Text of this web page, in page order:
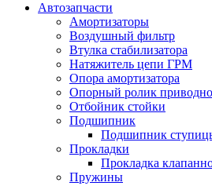
Автозапчасти
Амортизаторы
Воздушный фильтр
Втулка стабилизатора
Натяжитель цепи ГРМ
Опора амортизатора
Опорный ролик
Отбойник стойки
Подшипник
Подшипник
Прокладки
Прокладка
Пружины